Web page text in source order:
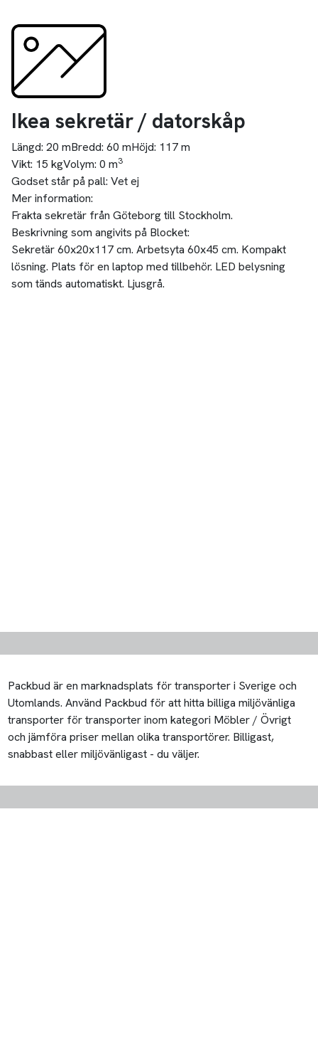
Ikea sekretär / datorskåp
Längd: 20 mBredd: 60 mHöjd: 117 m
Vikt: 15 kgVolym: 0 m3
Godset står på pall: Vet ej
Mer information:
Frakta sekretär från Göteborg till Stockholm.
Beskrivning som angivits på Blocket:
Sekretär 60x20x117 cm. Arbetsyta 60x45 cm. Kompakt
lösning. Plats för en laptop med tillbehör. LED belysning
som tänds automatiskt. Ljusgrå.
Packbud är en marknadsplats för transporter i Sverige och
Utomlands. Använd Packbud för att hitta billiga miljövänliga
transporter för transporter inom kategori Möbler / Övrigt
och jämföra priser mellan olika transportörer. Billigast,
snabbast eller miljövänligast - du väljer.